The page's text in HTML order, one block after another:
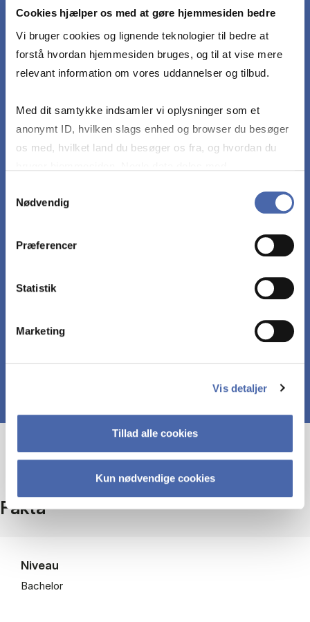
Cookies hjælper os med at gøre hjemmesiden bedre
Vi bruger cookies og lignende teknologier til bedre at
forstå hvordan hjemmesiden bruges, og til at vise mere
relevant information om vores uddannelser og tilbud.
Med dit samtykke indsamler vi oplysninger som et
anonymt ID, hvilken slags enhed og browser du besøger
os med, hvilket land du besøger os fra, og hvordan du
markedsføring. Du bestemmer selv - og kan altid trække
Nødvendig
Præferencer
Statistik
Marketing
Vis detaljer
Tillad alle cookies
Kun nødvendige cookies
Anvende udvalgte organisationsteorier til at
analysere selvstændigt formulerede
Analysere og diskutere problemstillinger i cases i
forhold til fagets kerneproblematikker og centrale
Foretage en kritisk refleksion over anvendte
teorier, den analyserede praksis samt analysens
gyldighed, begrænsninger og konsekvenser.
Formulere sig i et klart og korrekt sprog i forhold
Fakta
Niveau
Bachelor